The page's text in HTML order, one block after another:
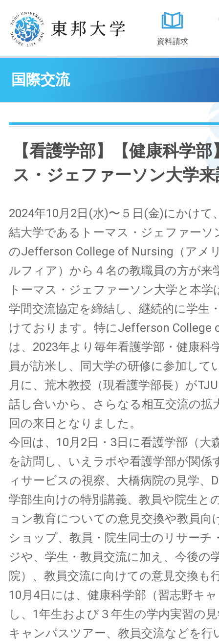
資料請求
国際交流
【看護学部】【健康科学
ス・ジェファーソン大学
2024年10月2日(水)〜５日(金)にかけて
結大学であるトーマス・ジェファーソ
のJefferson College of Nursing（アメ
ルフィア）から４名の教職員の方が来
トーマス・ジェファーソン大学と本学
学間交流協定を締結し、継続的に学生
けております。特にJefferson College
は、2023年より毎年看護学部・健康科
員が訪米し、同大学の研修に参加して
月に、荒木教授（現看護学部長）が
話し合いから、さらなる相互交流の拡
回の来日となりました。
今回は、10月2日・3日に看護学部（大
を訪問し、いえラボや看護学部が関係
ィサービスの視察、大橋病院の見学、
学部生向けの特別講義、教員や院生と
ョン教育についての意見交換や教員向
ショップ、教員・院生同士のリサーチ
ジや、学生・教員交流に加え、今後の
院）、教員交流に向けての意見交換も
10月4日には、健康科学部（習志野キ
し、1年生および３年生の学内実習の
キャンパスツアー、教員交流などを行